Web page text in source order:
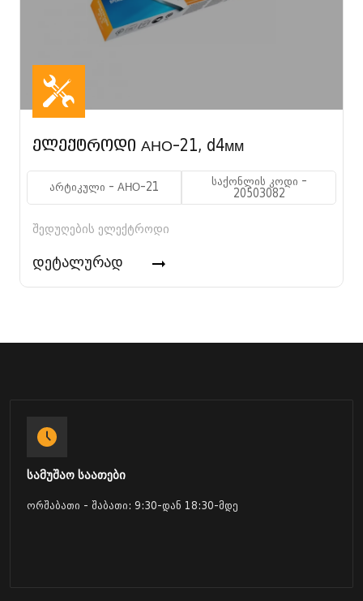
ელექტროდი АНО-21, d4мм
არტიკული - АНО-21
საქონლის კოდი -
20503082
შედუღების ელექტროდი
დეტალურად
სამუშაო საათები
ორშაბათი - შაბათი: 9:30-დან 18:30-მდე